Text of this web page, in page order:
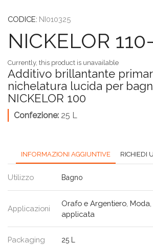
CODICE: NI010325
NICKELOR
Currently, this product is unavailable
Additivo brillantante
nichelatura lucida per
NICKELOR 100
Confezione: 25 L
INFORMAZIONI AGGIUNTIVE RICHIEDI
Utilizzo Bagno
Applicazioni
Orafo e Argentiero, Moda
applicata
Packaging 25 L